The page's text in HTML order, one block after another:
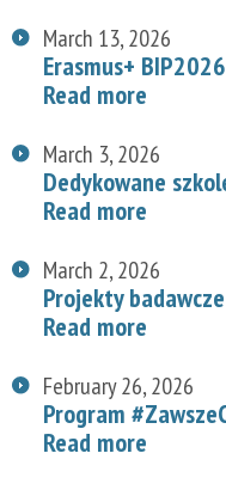
March 13, 2026
Erasmus+
Read more
March 3, 2026
Dedykowane
Read more
March 2, 2026
Projekty
Read more
February 26, 2026
Program
Read more